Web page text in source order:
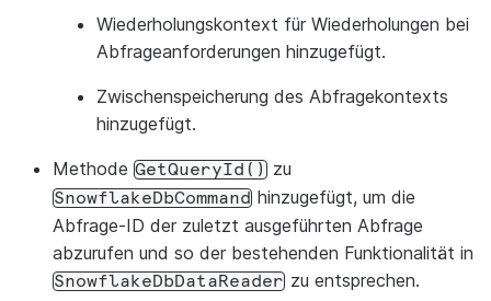
Wiederholungskontext für Wiederholungen bei
Abfrageanforderungen hinzugefügt.
Zwischenspeicherung des Abfragekontexts
hinzugefügt.
Methode GetQueryId() zu
SnowflakeDbCommand hinzugefügt, um die
Abfrage-ID der zuletzt ausgeführten Abfrage
abzurufen und so der bestehenden Funktionalität in
SnowflakeDbDataReader zu entsprechen.